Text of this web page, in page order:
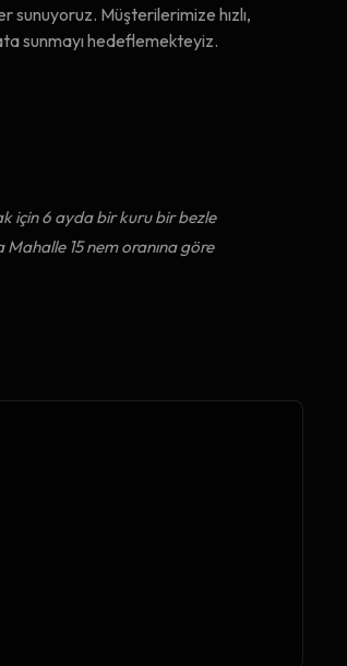
sunuyoruz. Müşterilerimize hızlı,
sunmayı hedeflemekteyiz.
için 6 ayda bir kuru bir bezle
15 nem oranına göre